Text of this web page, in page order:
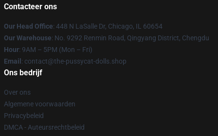
Contacteer ons
Our Head Office: 448 N LaSalle Dr, Chicago, IL 60654
Our Warehouse: No. 9292 Renmin Road, Qingyang District, Chengdu
Hour: 9AM – 5PM (Mon – Fri)
Email : contact@the-pussycat-dolls.shop
Ons bedrijf
Over ons
Algemene voorwaarden
Privacybeleid
DMCA - Auteursrechtbeleid